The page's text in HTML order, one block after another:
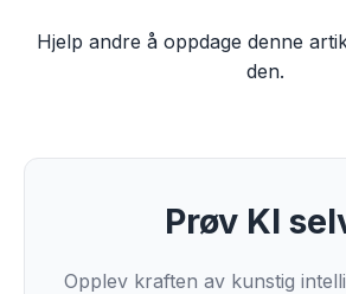
Hjelp andre å oppdage denne
den.
Prøv KI
Opplev kraften av kunstig